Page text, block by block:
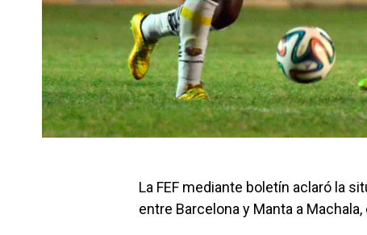
La FEF mediante boletín aclaró la
entre Barcelona y Manta a Machala,